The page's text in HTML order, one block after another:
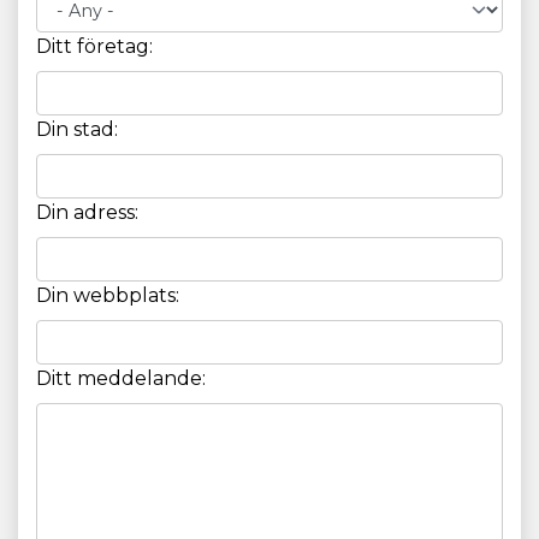
Ditt företag:
Din stad:
Din adress:
Din webbplats:
Ditt meddelande: